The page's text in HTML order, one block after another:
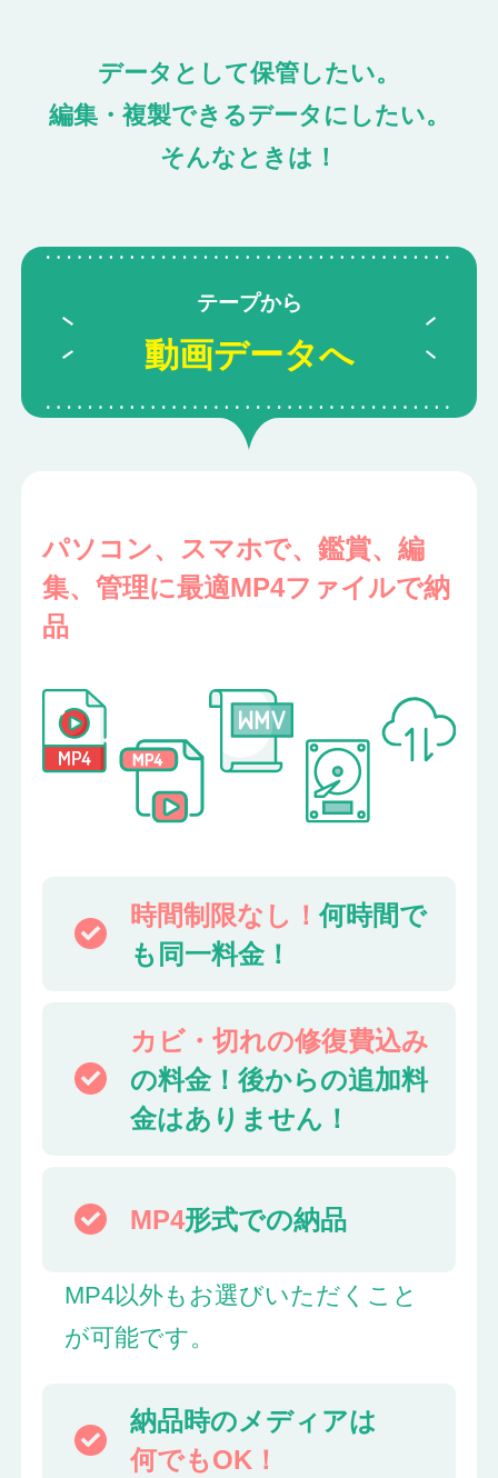
データとして保管したい。
編集・複製できるデータにしたい。
そんなときは！
テープから
動画データへ
パソコン、スマホで、鑑賞、編
集、管理に最適MP4ファイルで納
品
時間制限なし！何時間で
も同一料金！
カビ・切れの修復費込み
の料金！後からの追加料
金はありません！
MP4形式での納品
MP4以外もお選びいただくこと
が可能です。
納品時のメディアは
何でもOK！